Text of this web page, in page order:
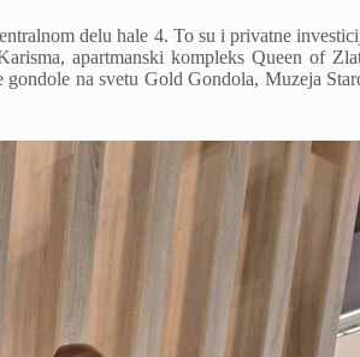
delu hale 4. To su i privatne
apartmanski kompleks Queen of
na svetu Gold Gondola, Muzeja